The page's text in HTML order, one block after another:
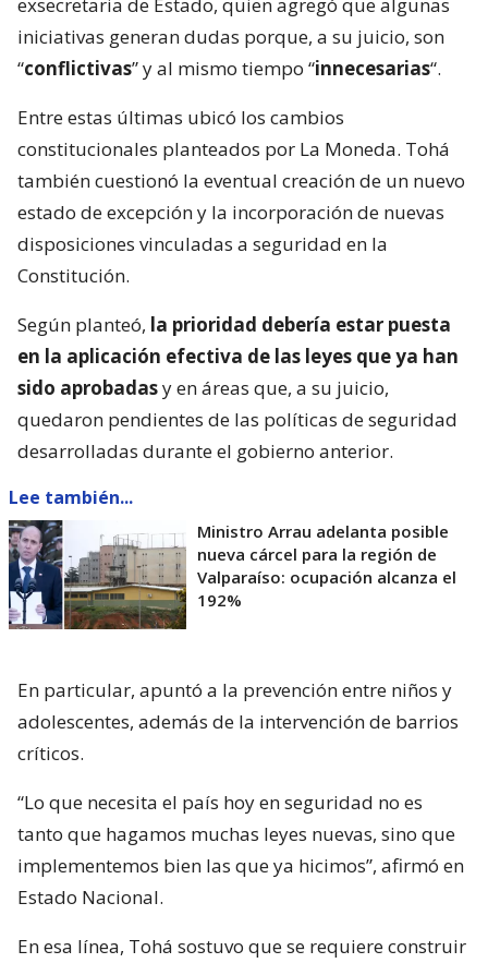
iniciativas generan dudas porque, a su juicio, son
“conflictivas” y al mismo tiempo “innecesarias“.
Entre estas últimas ubicó los cambios
constitucionales planteados por La Moneda. Tohá
también cuestionó la eventual creación de un nuevo
estado de excepción y la incorporación de nuevas
disposiciones vinculadas a seguridad en la
Constitución.
Según planteó, la prioridad debería estar puesta
en la aplicación efectiva de las leyes que ya han
sido aprobadasy en áreas que, a su juicio,
quedaron pendientes de las políticas de seguridad
desarrolladas durante el gobierno anterior.
Lee también...
Ministro Arrau adelanta posible
nueva cárcel para la región de
Valparaíso: ocupación alcanza el
192%
En particular, apuntó a la prevención entre niños y
adolescentes, además de la intervención de barrios
críticos.
“Lo que necesita el país hoy en seguridad no es
tanto que hagamos muchas leyes nuevas, sino que
implementemos bien las que ya hicimos”, afirmó en
Estado Nacional.
En esa línea, Tohá sostuvo que se requiere construir